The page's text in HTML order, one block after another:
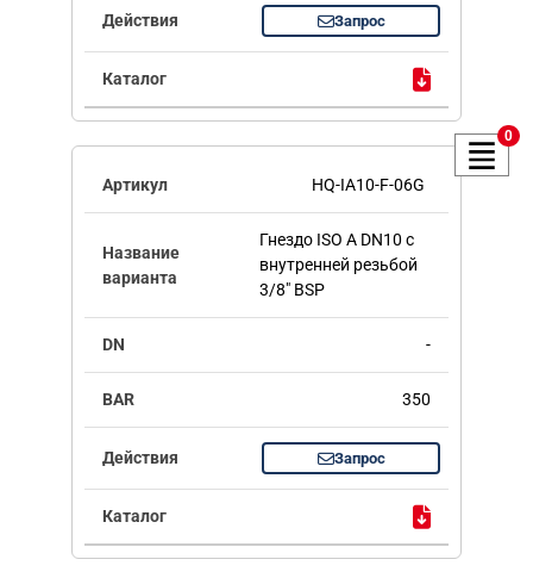
Запрос
HQ-IA10-F-06G
Гнездо ISO A DN10 с
внутренней резьбой
3/8" BSP
-
350
Запрос
0